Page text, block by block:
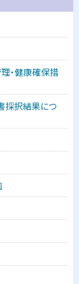
・健康確保措
採択結果につ